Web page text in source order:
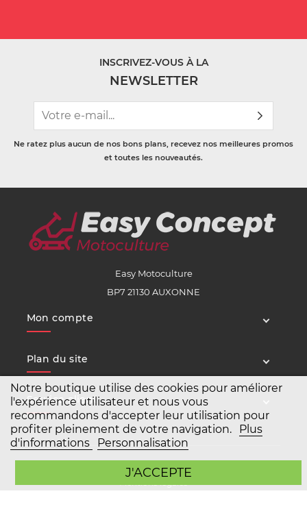
Notre boutique utilise des cookies pour améliorer
l'expérience utilisateur et nous vous
recommandons d'accepter leur utilisation pour
profiter pleinement de votre navigation.
Plus
d'informations
Personnalisation
J'ACCEPTE
INSCRIVEZ-VOUS À LA
NEWSLETTER
Ne ratez plus aucun de nos bons plans, recevez nos meilleures promos
et toutes les nouveautés.
Easy Motoculture
BP7 21130 AUXONNE
Mon compte
Plan du site
Service client
Mentions légales